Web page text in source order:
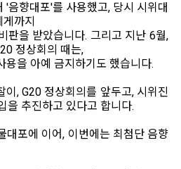
'음향대포'를 사용했고, 당시 시위대
까지
판을 받았습니다. 그리고 지난 6월,
정상회의 때는,
용을 아예 금지하기도 했습니다.
이, G20 정상회의를 앞두고, 시위진
을 추진하고 있다고 합니다.
대포에 이어, 이번에는 최첨단 음향